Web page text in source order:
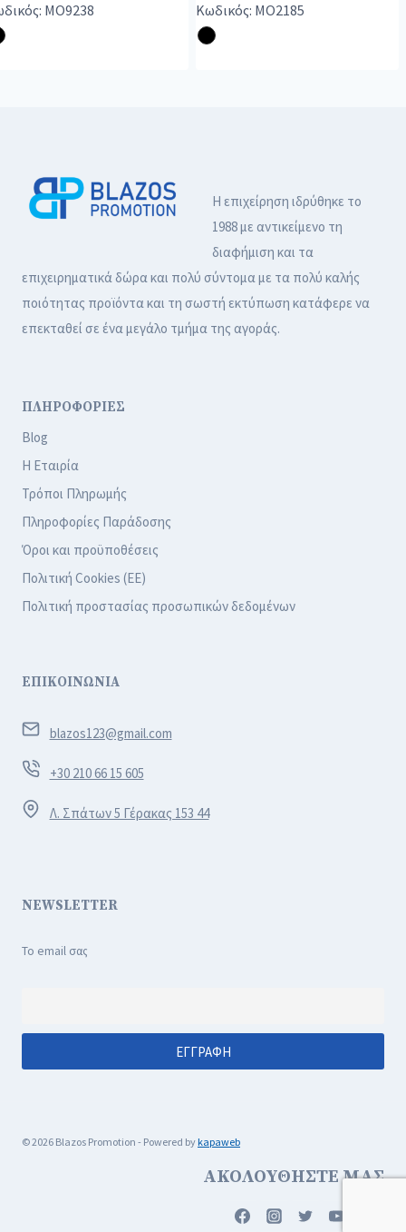
MO9238 Κωδικός: MO2185
Η επιχείρηση ιδρύθηκε το
1988 με αντικείμενο τη
διαφήμιση και τα
επιχειρηματικά δώρα και πολύ σύντομα με τα πολύ καλής
ποιότητας προϊόντα και τη σωστή εκτύπωση κατάφερε να
επεκταθεί σε ένα μεγάλο τμήμα της αγοράς.
ΠΛΗΡΟΦΟΡΙΕΣ
Blog
Η Εταιρία
Τρόποι Πληρωμής
Πληροφορίες Παράδοσης
Όροι και προϋποθέσεις
Πολιτική Cookies (ΕΕ)
Πολιτική προστασίας προσωπικών δεδομένων
ΕΠΙΚΟΙΝΩΝΙΑ
blazos123@gmail.com
+30 210 66 15 605
Λ. Σπάτων 5 Γέρακας 153 44
NEWSLETTER
Το email σας
© 2026 Blazos Promotion - Powered by kapaweb
ΑΚΟΛΟΥΘΗΣΤΕ ΜΑΣ